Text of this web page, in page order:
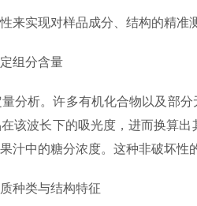
实现对样品成分、结构的精准
组分含量
析。许多有机化合物以及部分
该波长下的吸光度，进而换算
汁中的糖分浓度。这种非破坏
种类与结构特征